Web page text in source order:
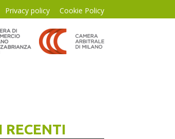
Privacy policy Cookie Policy
RECENTI